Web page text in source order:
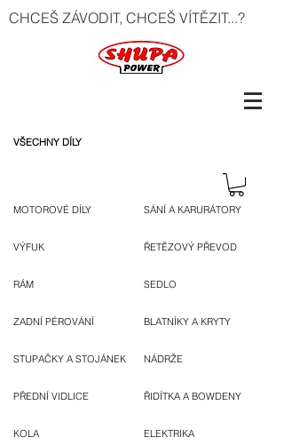
CHCEŠ ZÁVODIT, CHCEŠ VÍTĚZIT...?
VŠECHNY DÍLY
MOTOROVÉ DÍLY
VÝFUK
RÁM
ZADNÍ PÉROVÁNÍ
STUPAČKY A STOJÁNEK
PŘEDNÍ VIDLICE
KOLA
SÁNÍ A KARURÁTORY
ŘETĚZOVÝ PŘEVOD
SEDLO
BLATNÍKY A KRYTY
NÁDRŽE
ŘIDÍTKA A BOWDENY
ELEKTRIKA